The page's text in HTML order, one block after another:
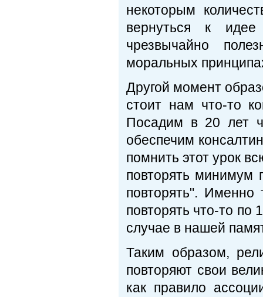
некоторым
вернуться к
чрезвычайно
моральных
Другой момент
стоит нам что-то
Посадим в 20 лет
обеспечим
помнить этот урок
повторять минимум
повторять". Именно
повторять что-то по
случае в нашей
Таким образом,
повторяют свои
как правило